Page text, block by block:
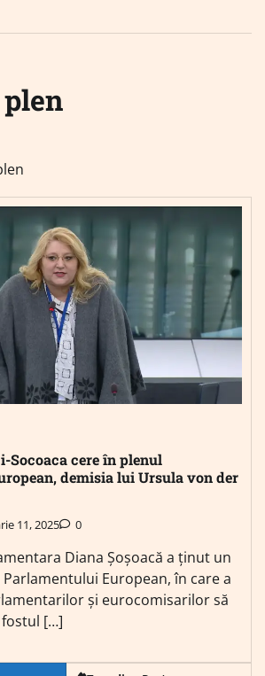
plen
Socoaca cere în plenul
demisia lui Ursula von der
11, 2025 0
Diana Șoșoacă a ținut un
European, în care a
și eurocomisarilor să
fostul […]